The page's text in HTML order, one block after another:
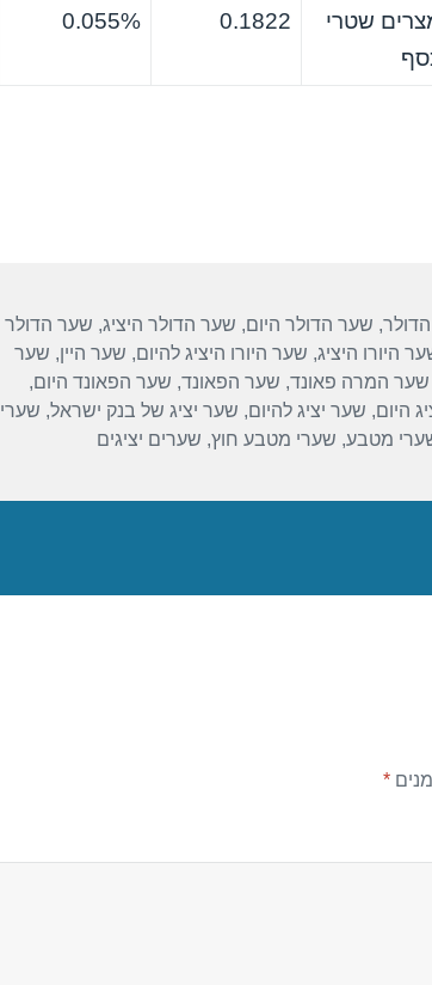
שטרי
0.1822
0.055%
, שער הדולר היום, שער הדולר היציג, שער הדולר
היורו היציג, שער היורו היציג להיום, שער היין, שער
שער המרה פאונד, שער הפאונד, שער הפאונד היום,
היום, שער יציג להיום, שער יציג של בנק ישראל, שערי
מטבע, שערי מטבע חוץ, שערים יציגים
*